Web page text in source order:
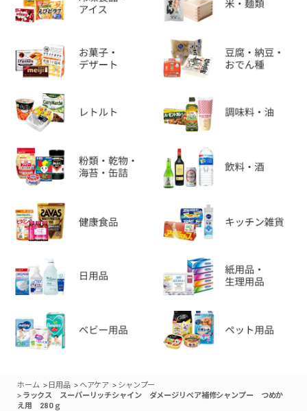
ホーム > 日用品 > ヘアケア > シャンプー
> ラックス スーパーリッチシャイン ダメージリペア補修シャンプー つめか
え用 280ｇ